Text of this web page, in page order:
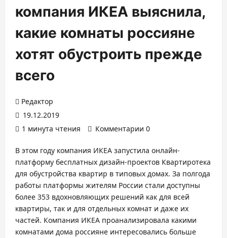
компания ИКЕА выяснила,
какие комнаты россияне
хотят обустроить прежде
всего
Редактор
19.12.2019
1 минута чтения
Комментарии 0
В этом году компания ИКЕА запустила онлайн-
платформу бесплатных дизайн-проектов Квартиротека
для обустройства квартир в типовых домах. За полгода
работы платформы жителям России стали доступны
более 353 вдохновляющих решений как для всей
квартиры, так и для отдельных комнат и даже их
частей. Компания ИКЕА проанализировала какими
комнатами дома россияне интересовались больше